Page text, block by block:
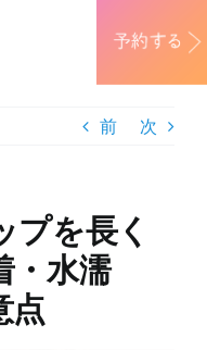
前 次
プを長く
・水濡
点